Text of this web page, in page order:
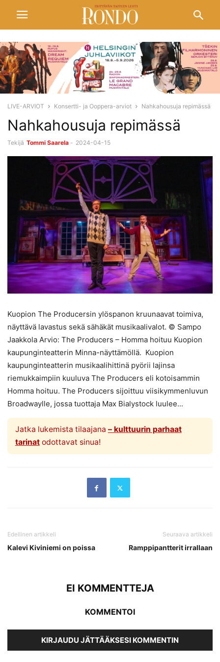
LIVE-ARVIOT Konsertti- ja Ooppera-arviot Nahkahousuja repimässä
Nahkahousuja repimässä
Tekijä Tommi Saarela - 2024-04-15
Kuopion The Producersin ylöspanon kruunaavat toimiva,
näyttävä lavastus sekä sähäkät musikaalivalot. © Sampo
Jaakkola Arvio: The Producers – Homma hoituu Kuopion
kaupunginteatterin Minna-näyttämöllä. Kuopion
kaupunginteatterin musikaalihittinä pyörii lajinsa
riemukkaimpiin kuuluva The Producers eli kotoisammin
Homma hoituu. The Producers sijoittuu viisikymmenluvun
Broadwaylle, jossa tuottaja Max Bialystock luulee...
Jatka lukemista tilaajana – kulttuurin parhaat
tarinatodottavat sinua!
Edellinen artikkeli
Kalevi Kiviniemi on poissa
Seuraava artikkeli
Ramppipantterit irrallaan
EI KOMMENTTEJA
KOMMENTOI
KIRJAUDU JÄTTÄÄKSESI KOMMENTIN